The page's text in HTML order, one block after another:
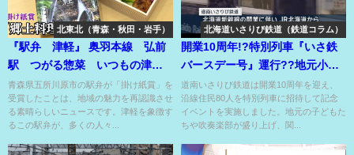
北東北（青森・秋田・岩手）
『駅弁 津軽』 奥羽本線 弘前
駅 つがる惣菜 いつもの津軽
の芦野公園の春を掛け紙に！
青森県五所川原市の駅弁が「掛け紙賞」を
受賞したことは、地域の魅力を再認識させ
る素晴らしいニュースです。津軽を象徴す
るこの駅弁が、多くの人々...
北海道いさりび鉄道（鉄道コラム）
開業10周年!?特別列車『いさ鉄
バースデー号』運行??地元小中
学生が吹奏楽で祝福⁉
道南いさりび鉄道は開業10周年を迎え、
沿線住民80人を特別列車に招待して記念
イベントを実施しました。地元の子どもた
ちや吹奏楽部が盛り上げ、関...